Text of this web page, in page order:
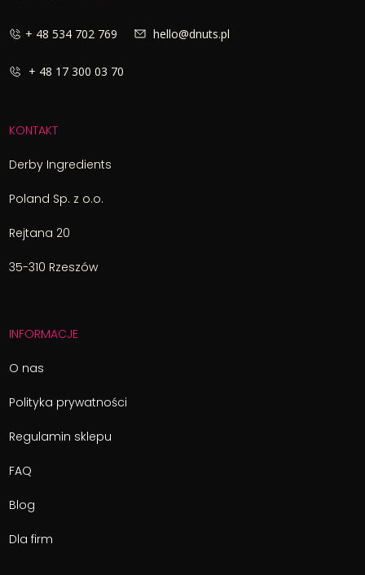
+ 48 534 702 769 hello@dnuts.pl
+ 48 17 300 03 70
KONTAKT
Derby Ingredients
Poland Sp. z o.o.
Rejtana 20
35-310 Rzeszów
INFORMACJE
O nas
Polityka prywatności
Regulamin sklepu
FAQ
Blog
Dla firm